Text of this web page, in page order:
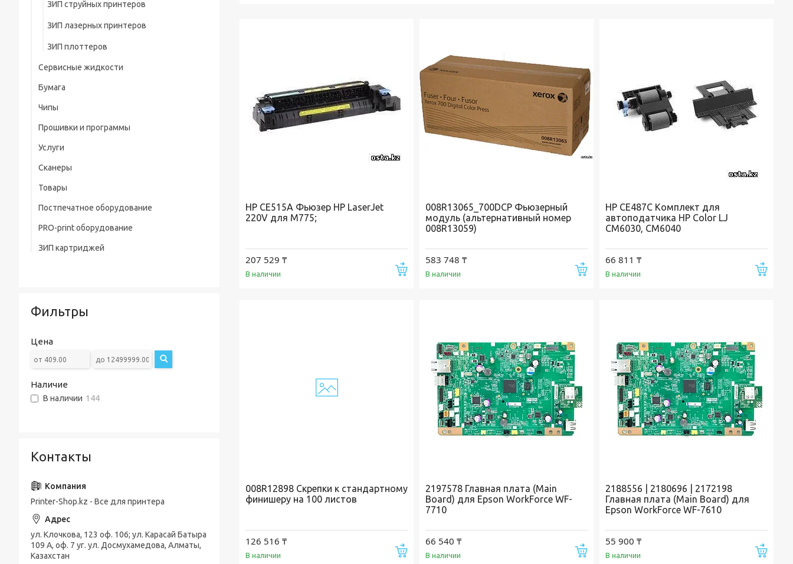
HP CE515A Фьюзер HP LaserJet
220V для M775;
207 529 ₸
В наличии Купить
008R13065_700DCP Фьюзерный
модуль (альтернативный номер
008R13059)
583 748 ₸
В наличии Купить
HP CE487C Комплект для
автоподатчика HP Color LJ
CM6030, CM6040
66 811 ₸
В наличии
008R12898 Скрепки к стандартному
финишеру на 100 листов
126 516 ₸
В наличии Купить
2197578 Главная плата (Main
Board) для Epson WorkForce WF-
7710
66 540 ₸
В наличии Купить
2188556 | 2180696 | 2172198
Главная плата (Main Board) для
Epson WorkForce WF-7610
55 900 ₸
В наличии
Тонер-картриджи
Чернила Ink-Mate
Сублимационные чернила
Чернила INKSYSTEM (ORIGINALAM)
Чернила китай
ЗИП струйных принтеров
ЗИП лазерных принтеров
ЗИП плоттеров
Сервисные жидкости
Промывочные жидкости
Жидкости для очистки и
Бумага
Рулонная бумага для плоттеров (А2 -
Чипы
Чипы для струйных принтеров и МФУ
Чипы для плоттеров
Программаторы
Прошивки и программы
Сброс памперса для Epson
Услуги
Ремонт оргтехники
Заправка картриджей
Сканеры
Товары
Оборудование
Расходники
Постпечатное оборудование
Режущие плотттеры
Термопрессы
PRO-print оборудование
Постпечатная обработка
ЗИП картриджей
Фильтры
Цена
Наличие
В наличии 144
Контакты
Printer-Shop.kz - Все для принтера
ул. Клочкова, 123 оф. 106; ул. Карасай Батыра
109 А, оф. 7 уг. ул. Досмухамедова, Алматы,
Казахстан